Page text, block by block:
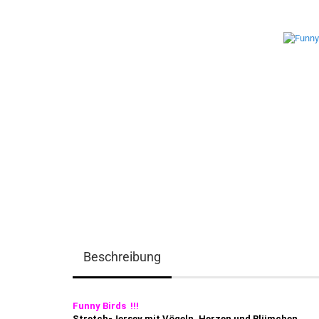
Beschreibung
Funny Birds !!!